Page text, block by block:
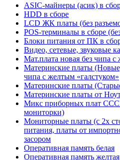
ASIC-майнеры (асик) в
HDD в сборе
LCD ЖК платы (без
POS-терминалы в сборе
Блоки питания от ПК в
Видео, сетевые, звуковые
Мат.плата новая без чипа
Материнские платы
чипа с желтым «галстуком»
Материнские платы
Материнские платы от
Микс приборных плат
мониторки)
Мониторные платы (с 2х
питания, платы от
засором
Оперативная память белая
Оперативная память желтая